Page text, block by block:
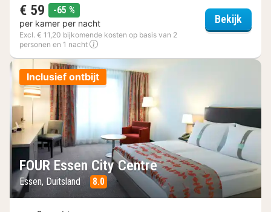
€ 59 -65 %
per kamer per nacht
Excl. € 11,20 bijkomende kosten op basis van 2
personen en 1 nacht
Bekijk
Inclusief ontbijt
FOUR Essen City Centre
Essen, Duitsland 8.0